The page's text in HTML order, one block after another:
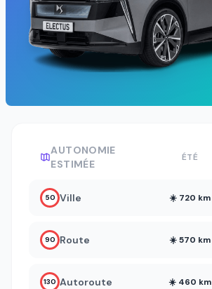
AUTONOMIE
ESTIMÉE
ÉTÉ
50 Ville ☀️ 720 km
90 Route ☀️ 570 km
130 Autoroute ☀️ 460 km